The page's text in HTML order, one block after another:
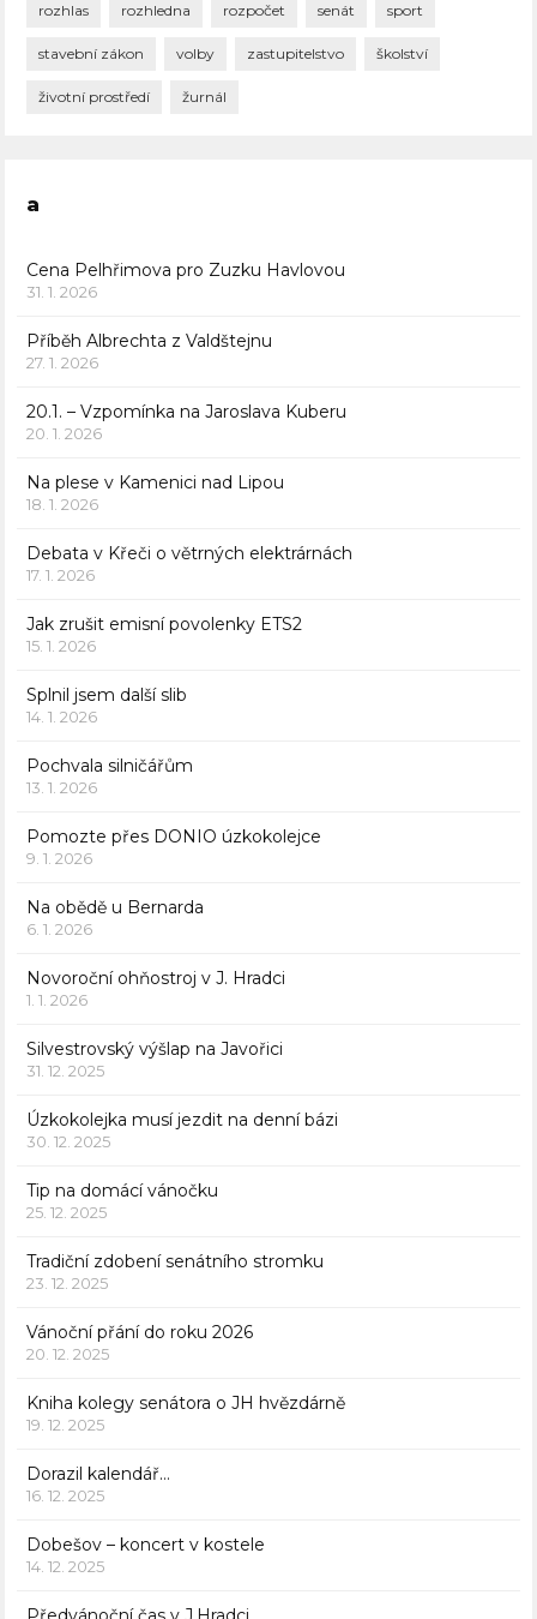
rozhlas rozhledna rozpočet senát sport
stavební zákon volby zastupitelstvo školství
životní prostředí žurnál
a
Cena Pelhřimova pro Zuzku Havlovou
31. 1. 2026
Příběh Albrechta z Valdštejnu
27. 1. 2026
20.1. – Vzpomínka na Jaroslava Kuberu
20. 1. 2026
Na plese v Kamenici nad Lipou
18. 1. 2026
Debata v Křeči o větrných elektrárnách
17. 1. 2026
Jak zrušit emisní povolenky ETS2
15. 1. 2026
Splnil jsem další slib
14. 1. 2026
Pochvala silničářům
13. 1. 2026
Pomozte přes DONIO úzkokolejce
9. 1. 2026
Na obědě u Bernarda
6. 1. 2026
Novoroční ohňostroj v J. Hradci
1. 1. 2026
Silvestrovský výšlap na Javořici
31. 12. 2025
Úzkokolejka musí jezdit na denní bázi
30. 12. 2025
Tip na domácí vánočku
25. 12. 2025
Tradiční zdobení senátního stromku
23. 12. 2025
Vánoční přání do roku 2026
20. 12. 2025
Kniha kolegy senátora o JH hvězdárně
19. 12. 2025
Dorazil kalendář…
16. 12. 2025
Dobešov – koncert v kostele
14. 12. 2025